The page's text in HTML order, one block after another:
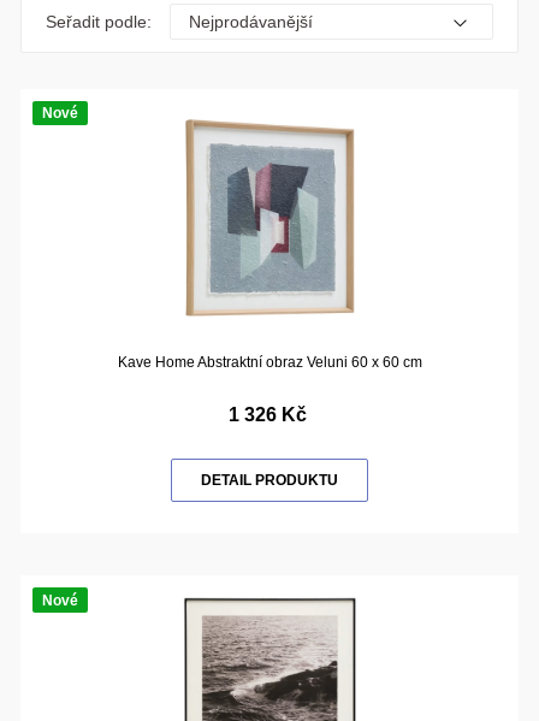
Seřadit podle:
Nové
Kave Home Abstraktní obraz Veluni 60 x 60 cm
1 326 Kč
DETAIL PRODUKTU
Nové